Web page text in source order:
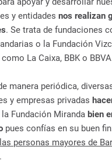
y entidades nos realizan
. Se trata de fundaciones
o la Fundación
La Caixa, BBK o
manera periódica,
y empresas privadas
la Fundación Miranda bien
pues confías en su buen
personas mayores de
.